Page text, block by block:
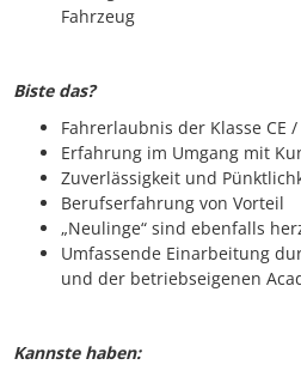
Fahrzeug
Biste das?
Fahrerlaubnis der Klasse CE
Erfahrung im Umgang mit
Zuverlässigkeit und
Berufserfahrung von Vorteil
„Neulinge“ sind ebenfalls
Umfassende Einarbeitung
und der betriebseigenen
Kannste haben: